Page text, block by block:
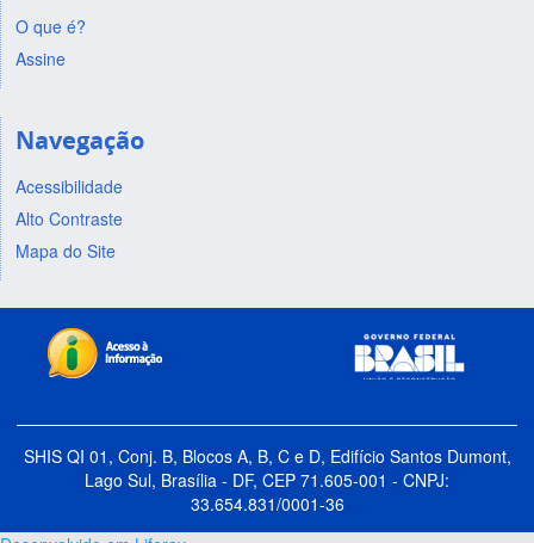
O que é?
Assine
Navegação
Acessibilidade
Alto Contraste
Mapa do Site
SHIS QI 01, Conj. B, Blocos A, B, C e D, Edifício Santos Dumont,
Lago Sul, Brasília - DF, CEP 71.605-001 - CNPJ:
33.654.831/0001-36